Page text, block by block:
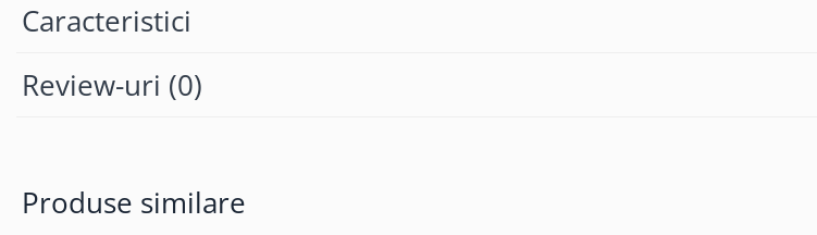
Incarcatoare Auto
Componente Gsm
Huawei / Honor
Caracteristici
Review-uri (0)
Produse similare